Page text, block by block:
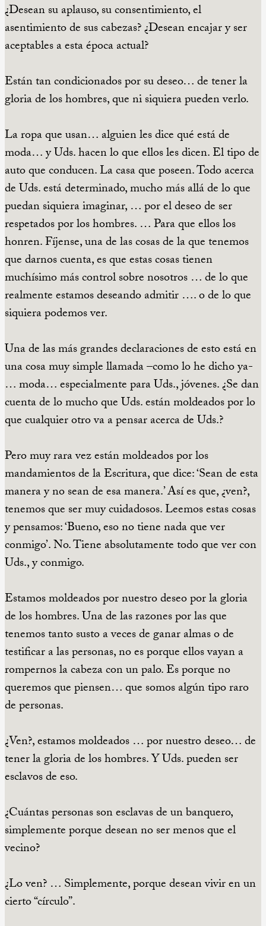
¿Desean su aplauso, su consentimiento, el
asentimiento de sus cabezas? ¿Desean encajar y ser
aceptables a esta época actual?
Están tan condicionados por su deseo… de tener la
gloria de los hombres, que ni siquiera pueden verlo.
La ropa que usan… alguien les dice qué está de
moda… y Uds. hacen lo que ellos les dicen. El tipo de
auto que conducen. La casa que poseen. Todo acerca
de Uds. está determinado, mucho más allá de lo que
puedan siquiera imaginar, … por el deseo de ser
respetados por los hombres. … Para que ellos los
honren. Fíjense, una de las cosas de la que tenemos
que darnos cuenta, es que estas cosas tienen
muchísimo más control sobre nosotros … de lo que
realmente estamos deseando admitir …. o de lo que
siquiera podemos ver.
Una de las más grandes declaraciones de esto está en
una cosa muy simple llamada –como lo he dicho ya-
… moda… especialmente para Uds., jóvenes. ¿Se dan
cuenta de lo mucho que Uds. están moldeados por lo
que cualquier otro va a pensar acerca de Uds.?
Pero muy rara vez están moldeados por los
mandamientos de la Escritura, que dice: ‘Sean de esta
manera y no sean de esa manera.’ Así es que, ¿ven?,
tenemos que ser muy cuidadosos. Leemos estas cosas
y pensamos: ‘Bueno, eso no tiene nada que ver
conmigo’. No. Tiene absolutamente todo que ver con
Uds., y conmigo.
Estamos moldeados por nuestro deseo por la gloria
de los hombres. Una de las razones por las que
tenemos tanto susto a veces de ganar almas o de
testificar a las personas, no es porque ellos vayan a
rompernos la cabeza con un palo. Es porque no
queremos que piensen… que somos algún tipo raro
de personas.
¿Ven?, estamos moldeados … por nuestro deseo… de
tener la gloria de los hombres. Y Uds. pueden ser
esclavos de eso.
¿Cuántas personas son esclavas de un banquero,
simplemente porque desean no ser menos que el
vecino?
¿Lo ven? … Simplemente, porque desean vivir en un
cierto “círculo”.